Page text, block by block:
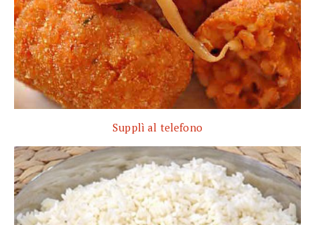
Supplì al telefono